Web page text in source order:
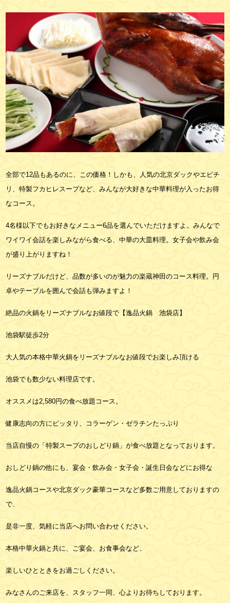
全部で12品もあるのに、この価格！しかも、人気の北京ダックやエビチ
リ、特製フカヒレスープなど、みんなが大好きな中華料理が入ったお得
なコース。
4名様以下でもお好きなメニュー6品を選んでいただけますよ。みんなで
ワイワイ会話を楽しみながら食べる、中華の大皿料理。女子会や飲み会
が盛り上がりますね！
リーズナブルだけど、品数が多いのが魅力の楽蔵神田のコース料理。円
卓やテーブルを囲んで会話も弾みますよ！
絶品の火鍋をリーズナブルなお値段で【逸品火鍋 池袋店】
池袋駅徒歩2分
大人気の本格中華火鍋をリーズナブルなお値段でお楽しみ頂ける
池袋でも数少ない料理店です。
オススメは2,580円の食べ放題コース。
健康志向の方にピッタリ、コラーゲン・ゼラチンたっぷり
当店自慢の「特製スープのおしどり鍋」が食べ放題となっております。
おしどり鍋の他にも、宴会・飲み会・女子会・誕生日会などにお得な
逸品火鍋コースや北京ダック豪華コースなど多数ご用意しておりますの
で、
是非一度、気軽に当店へお問い合わせください。
本格中華火鍋と共に、ご宴会、お食事会など、
楽しいひとときをお過ごしください。
みなさんのご来店を、スタッフ一同、心よりお待ちしております。